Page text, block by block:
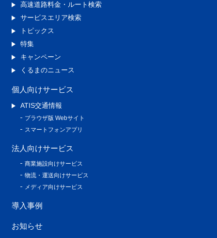
高速道路料金・ルート検索
サービスエリア検索
トピックス
特集
キャンペーン
くるまのニュース
個人向けサービス
ATIS交通情報
ブラウザ版 Webサイト
スマートフォンアプリ
法人向けサービス
商業施設向けサービス
物流・運送向けサービス
メディア向けサービス
導入事例
お知らせ